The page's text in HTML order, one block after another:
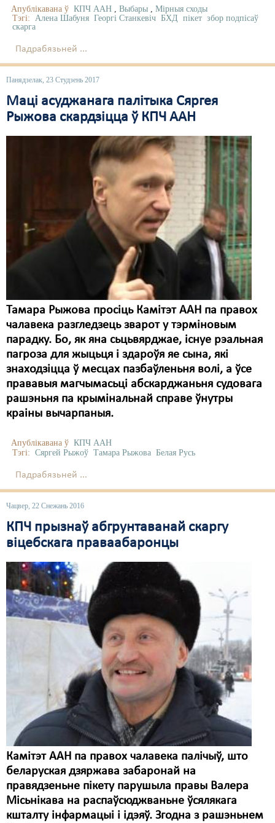
Апублікавана ў КПЧ ААН , Выбары , Мірныя сходы
Тэгі: Алена Шабуня Георгі Станкевіч БХД пікет збор подпісаў
скарга
Падрабязьней ...
Панядзелак, 23 Студзень 2017
Маці асуджанага палітыка Сяргея
Рыжова скардзіцца ў КПЧ ААН
Тамара Рыжова просіць Камітэт ААН па правох
чалавека разгледзець зварот у тэрміновым
парадку. Бо, як яна сьцьвярджае, існуе рэальная
пагроза для жыцьця і здароўя яе сына, які
знаходзіцца ў месцах пазбаўленьня волі, а ўсе
прававыя магчымасьці абскарджаньня судовага
рашэньня па крымінальнай справе ўнутры
краіны вычарпаныя.
Апублікавана ў КПЧ ААН
Тэгі: Сяргей Рыжоў Тамара Рыжова Белая Русь
Падрабязьней ...
Чацвер, 22 Снежань 2016
КПЧ прызнаў абгрунтаванай скаргу
віцебскага праваабаронцы
Камітэт ААН па правох чалавека палічыў, што
беларуская дзяржава забаронай на
правядзеньне пікету парушыла правы Валера
Місьнікава на распаўсюджваньне ўсялякага
кшталту інфармацыі і ідэяў. Згодна з рашэньнем
Праваабаронцы
Правы дзіцяці
Пэнітэнцыярная сыстэма
Распальваньне варожасьці
Сьмяротнае пакараньне
Экалёгія